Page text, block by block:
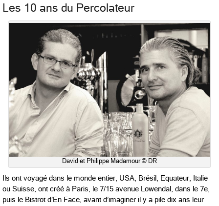
Les 10 ans du Percolateur
David et Philippe Madamour © DR
Ils ont voyagé dans le monde entier, USA, Brésil, Equateur, Italie
ou Suisse, ont créé à Paris, le 7/15 avenue Lowendal, dans le 7e,
puis le Bistrot d’En Face, avant d’imaginer il y a pile dix ans leur